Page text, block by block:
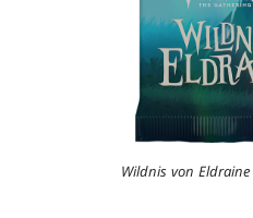
Wildnis von Eldraine